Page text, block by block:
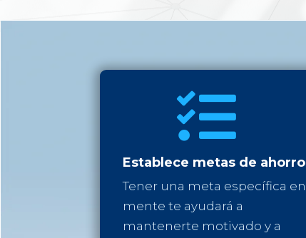

Establece metas de ahorro
Tener una meta específica en
mente te ayudará a
mantenerte motivado y a